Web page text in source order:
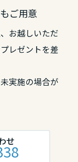
もご用意
お越しいただ
レゼントを差
実施の場合が
せ